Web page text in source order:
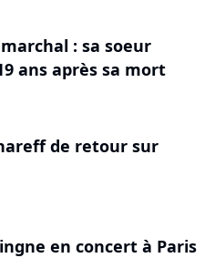
: sa soeur
ans après sa mort
de retour sur
en concert à Paris